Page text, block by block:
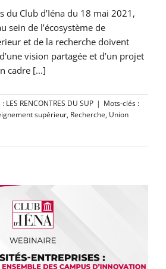
du Club d’Iéna du 18 mai 2021,
sein de l’écosystème de
et de la recherche doivent
vision partagée et d’un projet
cadre [...]
: LES RENCONTRES DU SUP | Mots-clés :
supérieur, Recherche, Union